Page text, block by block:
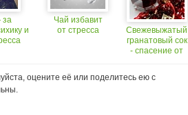
за
и
Чай избавит
от стресса
Свежевыжатый
гранатовый сок
- спасение от
оцените её или поделитесь ею с